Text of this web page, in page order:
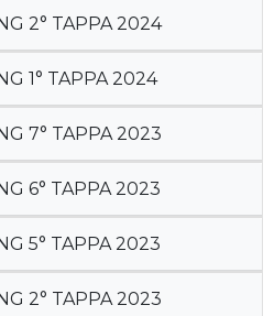
2° TAPPA 2024
1° TAPPA 2024
7° TAPPA 2023
6° TAPPA 2023
5° TAPPA 2023
2° TAPPA 2023